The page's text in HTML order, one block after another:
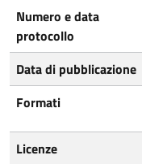
Numero e data
protocollo
Data di pubblicazione
Formati
Licenze